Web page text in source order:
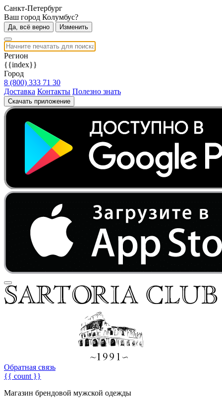
Санкт-Петербург
Ваш город Колумбус?
Да, всё верно Изменить
Регион
{{index}}
Город
8 (800) 333 71 30
Доставка Контакты Полезно знать
Скачать приложение
Обратная связь
{{ count }}
Магазин брендовой мужской одежды